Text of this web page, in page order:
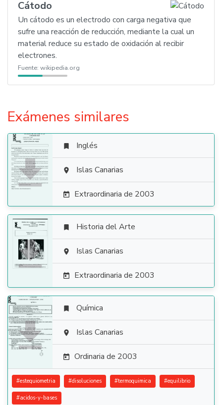
Cátodo
Un cátodo es un electrodo con carga negativa que
sufre una reacción de reducción, mediante la cual un
material reduce su estado de oxidación al recibir
electrones.
Fuente: wikipedia.org
Exámenes similares

 Inglés
 Islas Canarias
 Extraordinaria de 2003

 Historia del Arte
 Islas Canarias
 Extraordinaria de 2003

 Química
 Islas Canarias
 Ordinaria de 2003
#estequiometria #disoluciones #termoquimica #equilibrio
#acidos-y-bases